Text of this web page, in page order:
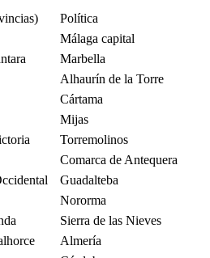
Política
Málaga capital
Marbella
Alhaurín de la Torre
Cártama
Mijas
Torremolinos
Comarca de Antequera
Guadalteba
Nororma
Sierra de las Nieves
Almería